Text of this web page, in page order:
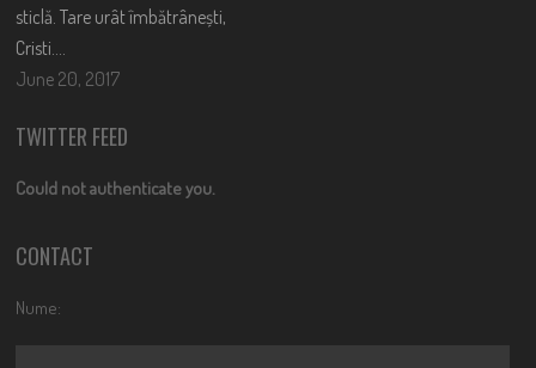
sticlă. Tare urât îmbătrânești,
Cristi….
June 20, 2017
TWITTER FEED
Could not authenticate you.
CONTACT
Nume: